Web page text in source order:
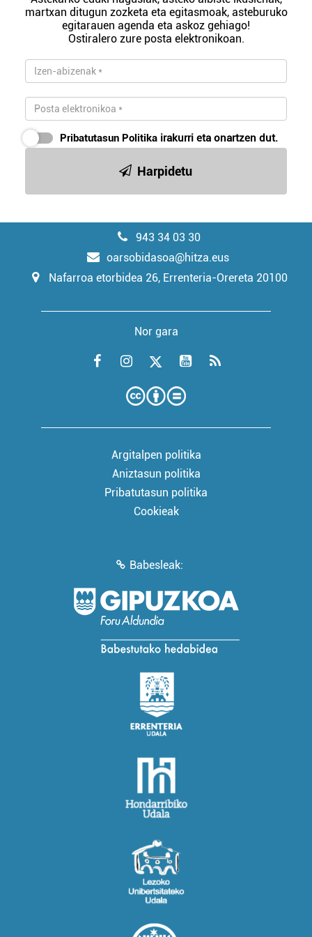
martxan ditugun zozketa eta egitasmoak, asteburuko
egitarauen agenda eta askoz gehiago!
Ostiralero zure posta elektronikoan.
Pribatutasun Politika irakurri eta onartzen dut.
Harpidetu
943 34 03 30
oarsobidasoa@hitza.eus
Nafarroa etorbidea 26, Errenteria-Orereta 20100
Nor gara
Argitalpen politika
Aniztasun politika
Pribatutasun politika
Cookieak
Babesleak: